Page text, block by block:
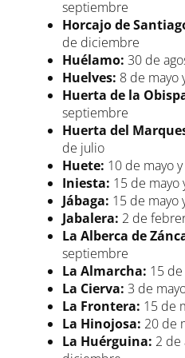
septiembre
Horcajo de
de diciembre
Huélamo: 30 de
Huelves: 8 de mayo
Huerta de la
septiembre
Huerta del
de julio
Huete: 10 de mayo
Iniesta: 15 de mayo
Jábaga: 15 de mayo
Jabalera: 2 de
La Alberca de
septiembre
La Almarcha: 15
La Cierva: 3 de
La Frontera: 15 de
La Hinojosa: 20 de
La Huérguina: 2 de